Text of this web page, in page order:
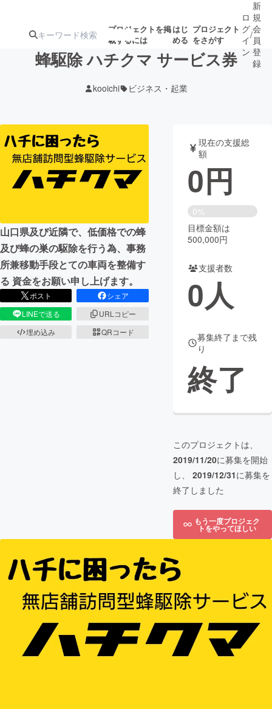
プロジェクトを掲
載するには
はじ
める
プロジェクト
をさがす
アート・写真
ゲーム・サ
映像・映画 書籍・雑誌
ビジネス・起業 チャレンジ
まちづくり・地域活性化
CAMPFIRE for Social Good
CAMPFIRE Creation
コミュニティ
ロ
グ
イ
ン
/
新
規
会
員
登
録
蜂駆除 ハチクマ サービス券
kooichi ビジネス・起業
山口県及び近隣で、低価格での蜂
及び蜂の巣の駆除を行う為、事務
所兼移動手段とての車両を整備す
る 資金をお願い申し上げます。
ポスト
シェア
LINEで送る
URLコピー
埋め込み
QRコード
現在の支援総
額
0円
0%
目標金額は
500,000円
支援者数
0人
募集終了まで残
り
終了
このプロジェクトは、
2019/11/20に募集を開始
し、 2019/12/31に募集を
終了しました
もう一度プロジェク
トをやってほしい